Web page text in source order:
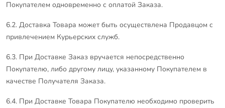
Покупателем одновременно с оплатой Заказа.
6.2. Доставка Товара может быть осуществлена Продавцом с
привлечением Курьерских служб.
6.3. При Доставке Заказ вручается непосредственно
Покупателю, либо другому лицу, указанному Покупателем в
качестве Получателя Заказа.
6.4. При Доставке Товара Покупателю необходимо проверить